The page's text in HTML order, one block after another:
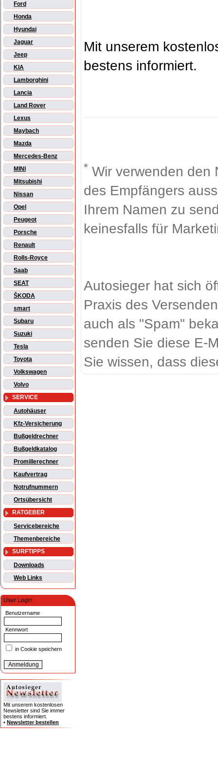
Ford
Honda
Hyundai
Jaguar
Jeep
KIA
Lamborghini
Lancia
Land Rover
Lexus
Maybach
Mazda
Mercedes-Benz
MINI
Mitsubishi
Nissan
Opel
Peugeot
Porsche
Renault
Rolls-Royce
Saab
SEAT
ŠKODA
smart
Subaru
Suzuki
Tesla
Toyota
Volkswagen
Volvo
SERVICE
Autohäuser
Kfz-Versicherung
Bußgeldrechner
Bußgeldkatalog
Promillerechner
Kaufvertrag
Notrufnummern
Ortsübersicht
RATGEBER
Servicebereiche
Themenbereiche
SURFTIPPS
Downloads
Web Links
User Login
Benutzername
Kennwort
in Cookie speichern
Mit unserem kostenlosen
Newsletter sind Sie immer
bestens informiert.
• Newsletter bestellen
Mit unserem
bestens informiert.
* Wir verwenden den
des Empfängers
Ihrem Namen zu
keinesfalls für
Autosieger hat sich
Praxis des
auch als "Spam"
senden Sie diese E-
Sie wissen, dass